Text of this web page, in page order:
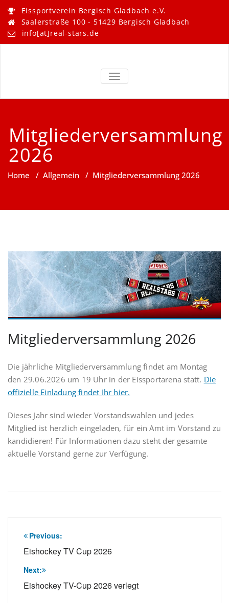
content
Eissportverein Bergisch Gladbach e.V.
Saalerstraße 100 - 51429 Bergisch Gladbach
info[at]real-stars.de
Real Stars –
TOGGLE NAVIGATION
Mitgliederversammlung
2026
Home / Allgemein / Mitgliederversammlung 2026
Mitgliederversammlung 2026
Die jährliche Mitgliederversammlung findet am Montag
den 29.06.2026 um 19 Uhr in der Eissportarena statt. Die
offizielle Einladung findet Ihr hier.
Dieses Jahr sind wieder Vorstandswahlen und jedes
Mitglied ist herzlich eingeladen, für ein Amt im Vorstand zu
kandidieren! Für Informationen dazu steht der gesamte
aktuelle Vorstand gerne zur Verfügung.
Beitragsnavigation
Previous:
Eishockey TV Cup 2026
Next:
Eishockey TV-Cup 2026 verlegt